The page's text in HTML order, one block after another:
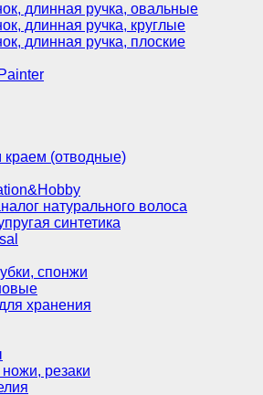
длинная ручка, овальные
длинная ручка, круглые
длинная ручка, плоские
краем (отводные)
натурального волоса
синтетика
спонжи
хранения
резаки